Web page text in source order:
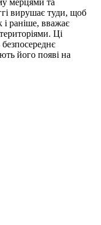
мерцями та
вирушає туди, щоб
раніше, вважає
Ці
його появі на